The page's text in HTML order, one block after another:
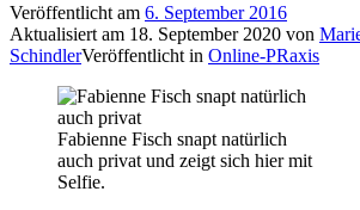
Veröffentlicht am 6. September 2016
Aktualisiert am 18. September 2020 von
SchindlerVeröffentlicht in Online-PRaxis
Fabienne Fisch snapt natürlich
auch privat und zeigt sich hier mit
Selfie.